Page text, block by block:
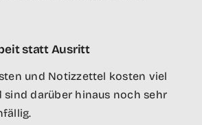
statt Ausritt
und Notizzettel kosten viel
sind darüber hinaus noch sehr